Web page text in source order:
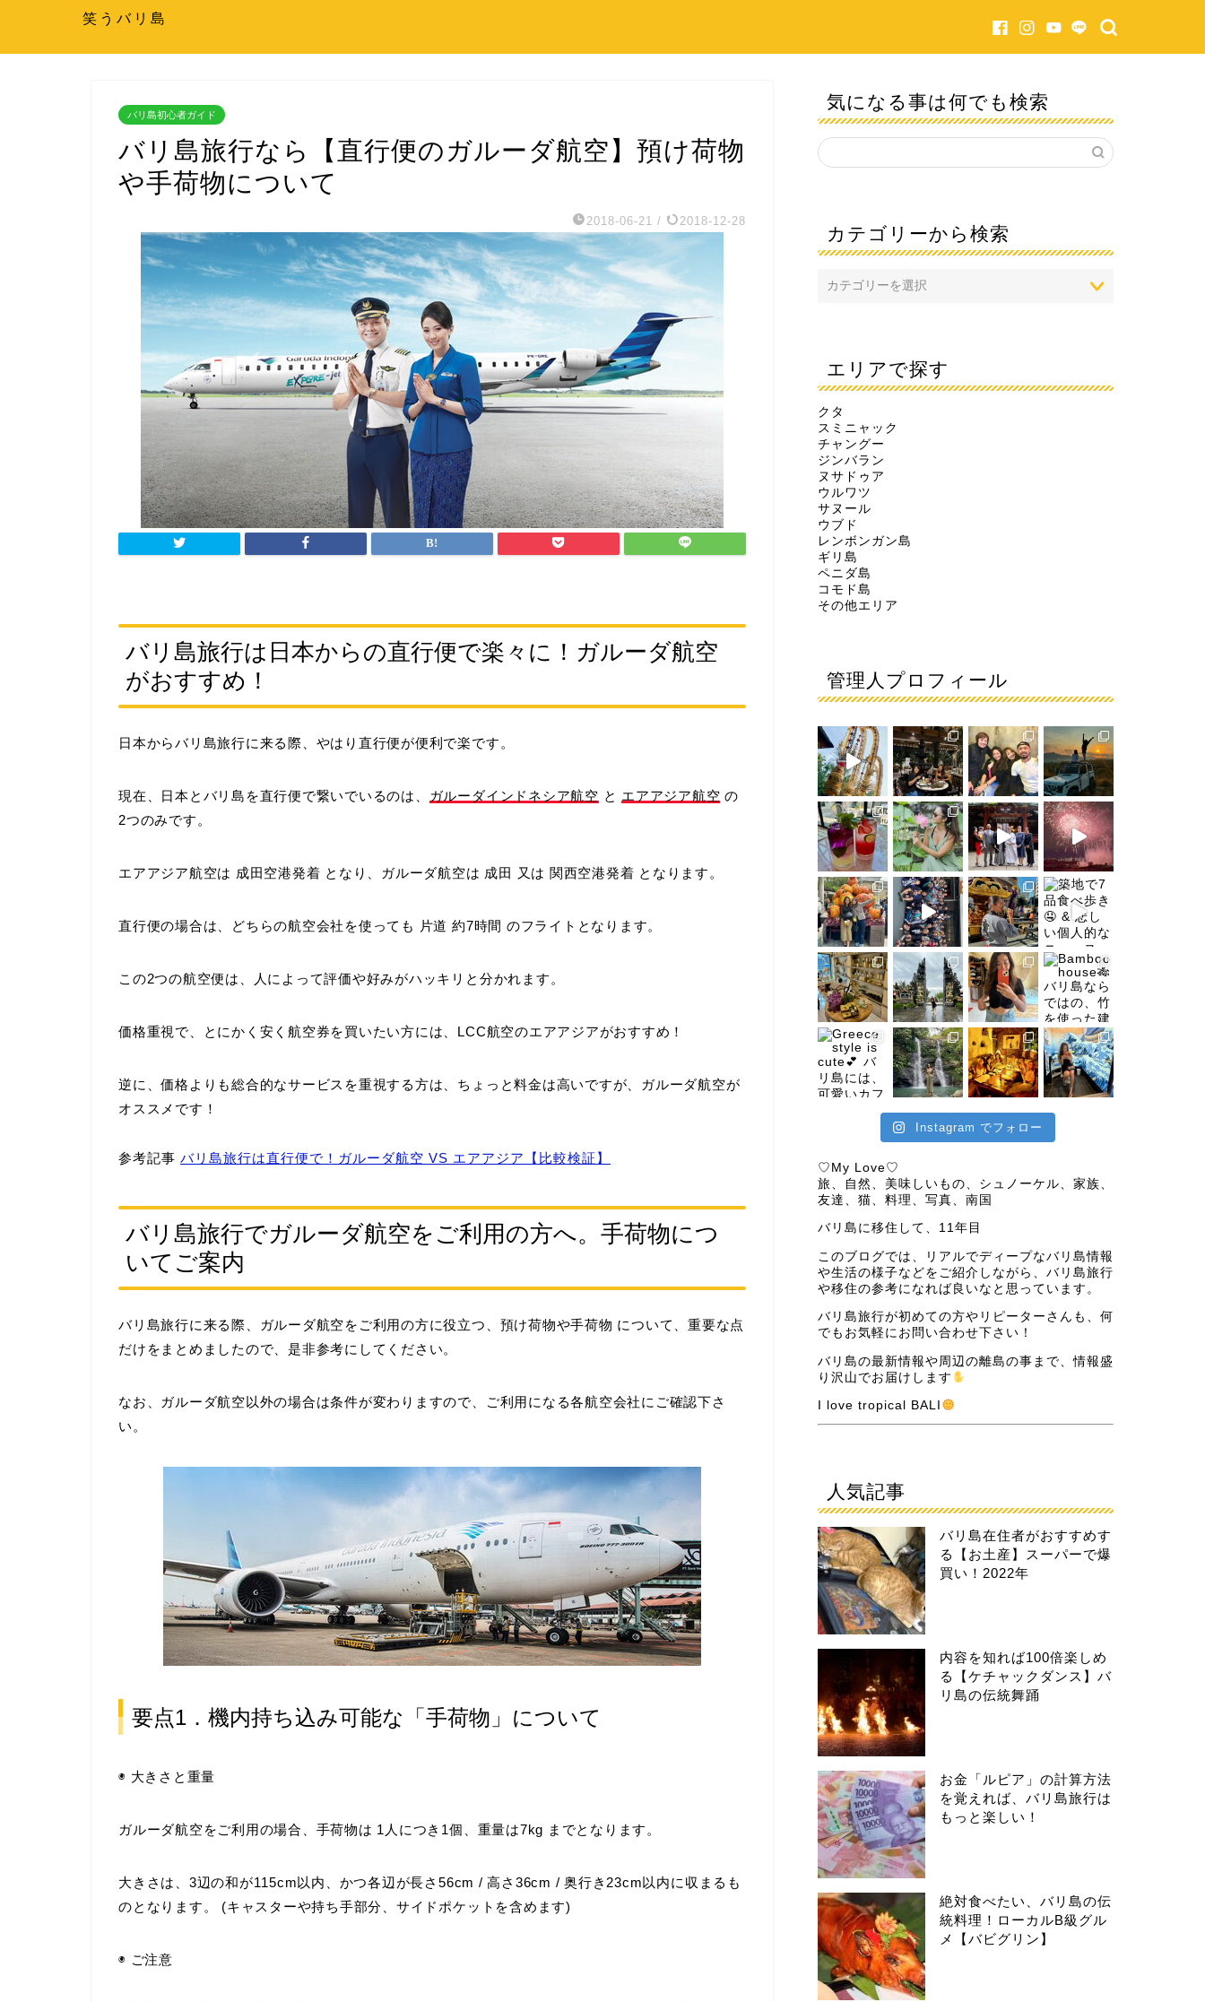
笑うバリ島
バリ島初心者ガイド
バリ島旅行なら【直行便のガルーダ航空】預け荷物
や手荷物について
2018-06-21 / 2018-12-28
バリ島旅行は日本からの直行便で楽々に！ガルーダ航空
がおすすめ！
日本からバリ島旅行に来る際、やはり直行便が便利で楽です。
現在、日本とバリ島を直行便で繋いでいるのは、 ガルーダインドネシア航空 と エアアジア航空 の
2つのみです。
エアアジア航空は 成田空港発着 となり、ガルーダ航空は 成田 又は 関西空港発着 となります。
直行便の場合は、どちらの航空会社を使っても 片道 約7時間 のフライトとなります。
この2つの航空便は、人によって評価や好みがハッキリと分かれます。
価格重視で、とにかく安く航空券を買いたい方には、LCC航空のエアアジアがおすすめ！
逆に、価格よりも総合的なサービスを重視する方は、ちょっと料金は高いですが、ガルーダ航空が
オススメです！
参考記事 バリ島旅行は直行便で！ガルーダ航空 VS エアアジア【比較検証】
バリ島旅行でガルーダ航空をご利用の方へ。手荷物につ
いてご案内
バリ島旅行に来る際、ガルーダ航空をご利用の方に役立つ、 預け荷物や手荷物 について、重要な点
だけをまとめましたので、是非参考にしてください。
なお、ガルーダ航空以外の場合は条件が変わりますので、ご利用になる各航空会社にご確認下さ
い。
要点1．機内持ち込み可能な「手荷物」について
◉ 大きさと重量
ガルーダ航空をご利用の場合、手荷物は 1人につき1個、重量は7kg までとなります。
大きさは、3辺の和が115cm以内、かつ各辺が長さ56cm / 高さ36cm / 奥行き23cm以内に収まるも
のとなります。 (キャスターや持ち手部分、サイドポケットを含めます)
◉ ご注意
気になる事は何でも検索
カテゴリーから検索
エリアで探す
クタ
スミニャック
チャングー
ジンバラン
ヌサドゥア
ウルワツ
サヌール
ウブド
レンボンガン島
ギリ島
ペニダ島
コモド島
その他エリア
管理人プロフィール
Instagram でフォロー
♡My Love♡
旅、自然、美味しいもの、シュノーケル、家族、
友達、猫、料理、写真、南国
バリ島に移住して、11年目
このブログでは、リアルでディープなバリ島情報
や生活の様子などをご紹介しながら、バリ島旅行
や移住の参考になれば良いなと思っています。
バリ島旅行が初めての方やリピーターさんも、何
でもお気軽にお問い合わせ下さい！
バリ島の最新情報や周辺の離島の事まで、情報盛
り沢山でお届けします
I love tropical BALI
人気記事
バリ島在住者がおすすめす
る【お土産】スーパーで爆
買い！2022年
内容を知れば100倍楽しめ
る【ケチャックダンス】バ
リ島の伝統舞踊
お金「ルピア」の計算方法
を覚えれば、バリ島旅行は
もっと楽しい！
絶対食べたい、バリ島の伝
統料理！ローカルB級グル
メ【バビグリン】